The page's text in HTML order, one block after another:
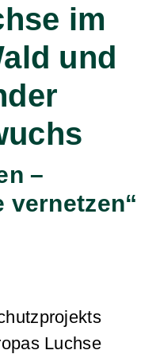
im
und
–
vernetzen“
Luchse